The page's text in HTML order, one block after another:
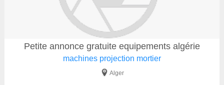
Petite annonce gratuite equipements algérie
machines projection mortier
Alger